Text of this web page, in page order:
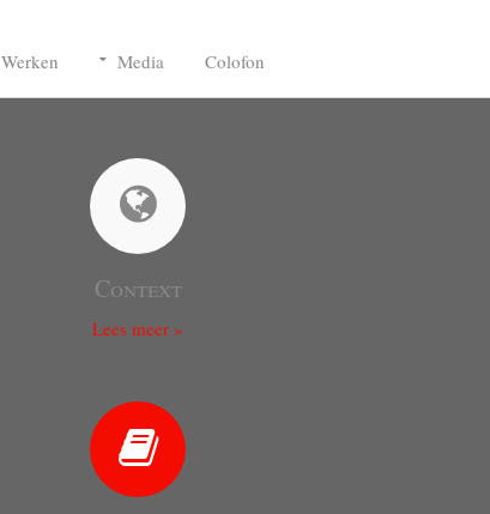
Werken Media Colofon
Context
Lees meer »